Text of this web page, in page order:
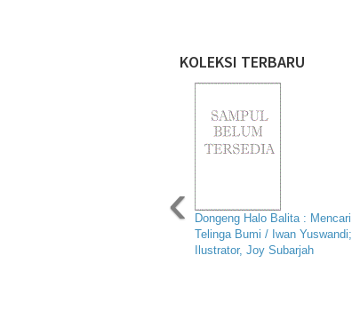
KOLEKSI TERBARU
Dongeng Halo Balita : Mencari
Telinga Bumi / Iwan Yuswandi;
Ilustrator, Joy Subarjah
‹